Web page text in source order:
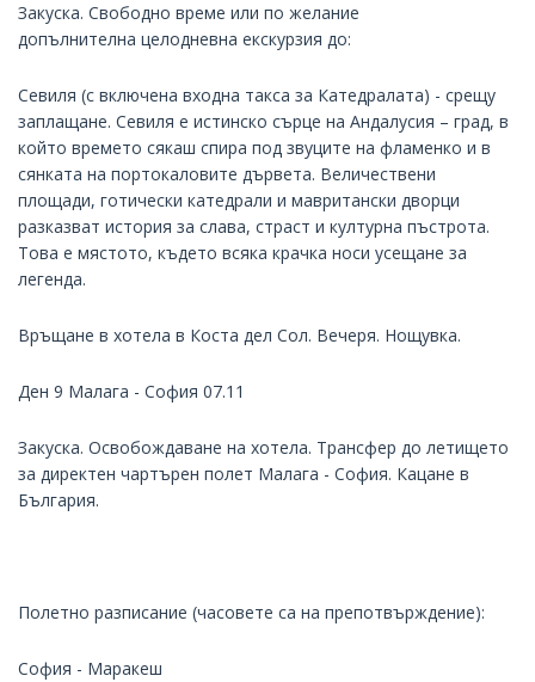
Закуска. Свободно време или по желание
допълнителна целодневна екскурзия до:
Севиля (с включена входна такса за Катедралата) - срещу
заплащане. Севиля е истинско сърце на Андалусия – град, в
който времето сякаш спира под звуците на фламенко и в
сянката на портокаловите дървета. Величествени
площади, готически катедрали и мавритански дворци
разказват история за слава, страст и културна пъстрота.
Това е мястото, където всяка крачка носи усещане за
легенда.
Връщане в хотела в Коста дел Сол. Вечеря. Нощувка.
Ден 9 Малага - София 07.11
Закуска. Освобождаване на хотела. Трансфер до летището
за директен чартърен полет Малага - София. Кацане в
България.
Полетно разписание (часовете са на препотвърждение):
София - Маракеш